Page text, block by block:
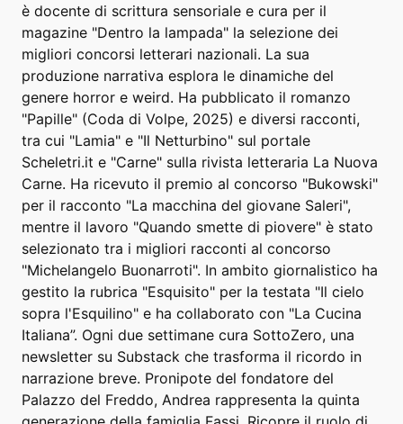
è docente di scrittura sensoriale e cura per il
magazine "Dentro la lampada" la selezione dei
migliori concorsi letterari nazionali. La sua
produzione narrativa esplora le dinamiche del
genere horror e weird. Ha pubblicato il romanzo
"Papille" (Coda di Volpe, 2025) e diversi racconti,
tra cui "Lamia" e "Il Netturbino" sul portale
Scheletri.it e "Carne" sulla rivista letteraria La Nuova
Carne. Ha ricevuto il premio al concorso "Bukowski"
per il racconto "La macchina del giovane Saleri",
mentre il lavoro "Quando smette di piovere" è stato
selezionato tra i migliori racconti al concorso
"Michelangelo Buonarroti". In ambito giornalistico ha
gestito la rubrica "Esquisito" per la testata "Il cielo
sopra l'Esquilino" e ha collaborato con "La Cucina
Italiana”. Ogni due settimane cura SottoZero, una
newsletter su Substack che trasforma il ricordo in
narrazione breve. Pronipote del fondatore del
Palazzo del Freddo, Andrea rappresenta la quinta